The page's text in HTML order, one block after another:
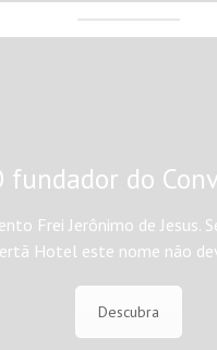
fundador do
Frei Jerônimo de Jesus.
Hotel este nome não
Descubra